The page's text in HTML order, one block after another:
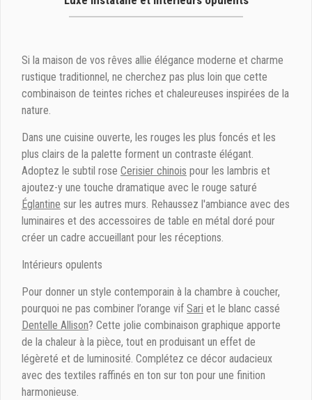
Si la maison de vos rêves allie élégance moderne et charme
rustique traditionnel, ne cherchez pas plus loin que cette
combinaison de teintes riches et chaleureuses inspirées de la
nature.
Dans une cuisine ouverte, les rouges les plus foncés et les
plus clairs de la palette forment un contraste élégant.
Adoptez le subtil rose Cerisier chinois pour les lambris et
ajoutez-y une touche dramatique avec le rouge saturé
Églantine sur les autres murs. Rehaussez l'ambiance avec des
luminaires et des accessoires de table en métal doré pour
créer un cadre accueillant pour les réceptions.
Intérieurs opulents
Pour donner un style contemporain à la chambre à coucher,
pourquoi ne pas combiner l’orange vif Sari et le blanc cassé
Dentelle Allison? Cette jolie combinaison graphique apporte
de la chaleur à la pièce, tout en produisant un effet de
légèreté et de luminosité. Complétez ce décor audacieux
avec des textiles raffinés en ton sur ton pour une finition
harmonieuse.